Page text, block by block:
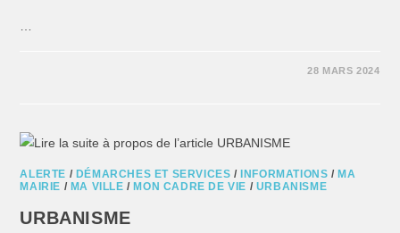
28 MARS 2024
ALERTE / DÉMARCHES ET SERVICES /INFORMATIONS /MA
MAIRIE / MA VILLE /MON CADRE DE VIE / URBANISME
URBANISME